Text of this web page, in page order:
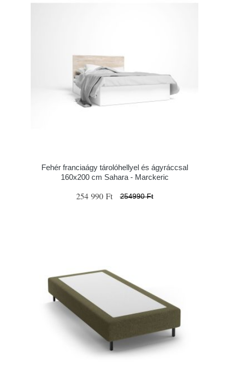
Fehér franciaágy tárolóhellyel és ágyráccsal
160x200 cm Sahara - Marckeric
254 990 Ft 254990 Ft